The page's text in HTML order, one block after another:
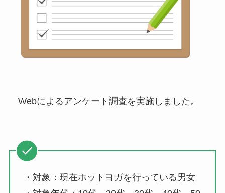
Webによるアンケート調査を実施しました。
・対象：現在ホットヨガを行っている男女